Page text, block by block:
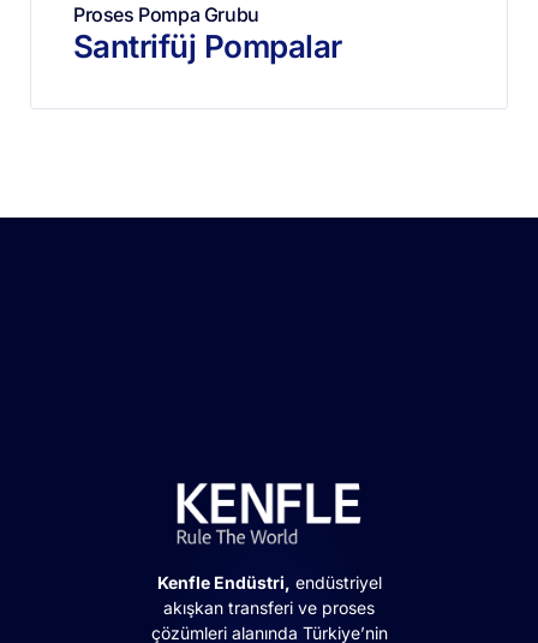
Proses Pompa Grubu
Santrifüj Pompalar
Kenfle Endüstri, endüstriyel
akışkan transferi ve proses
çözümleri alanında Türkiye’nin